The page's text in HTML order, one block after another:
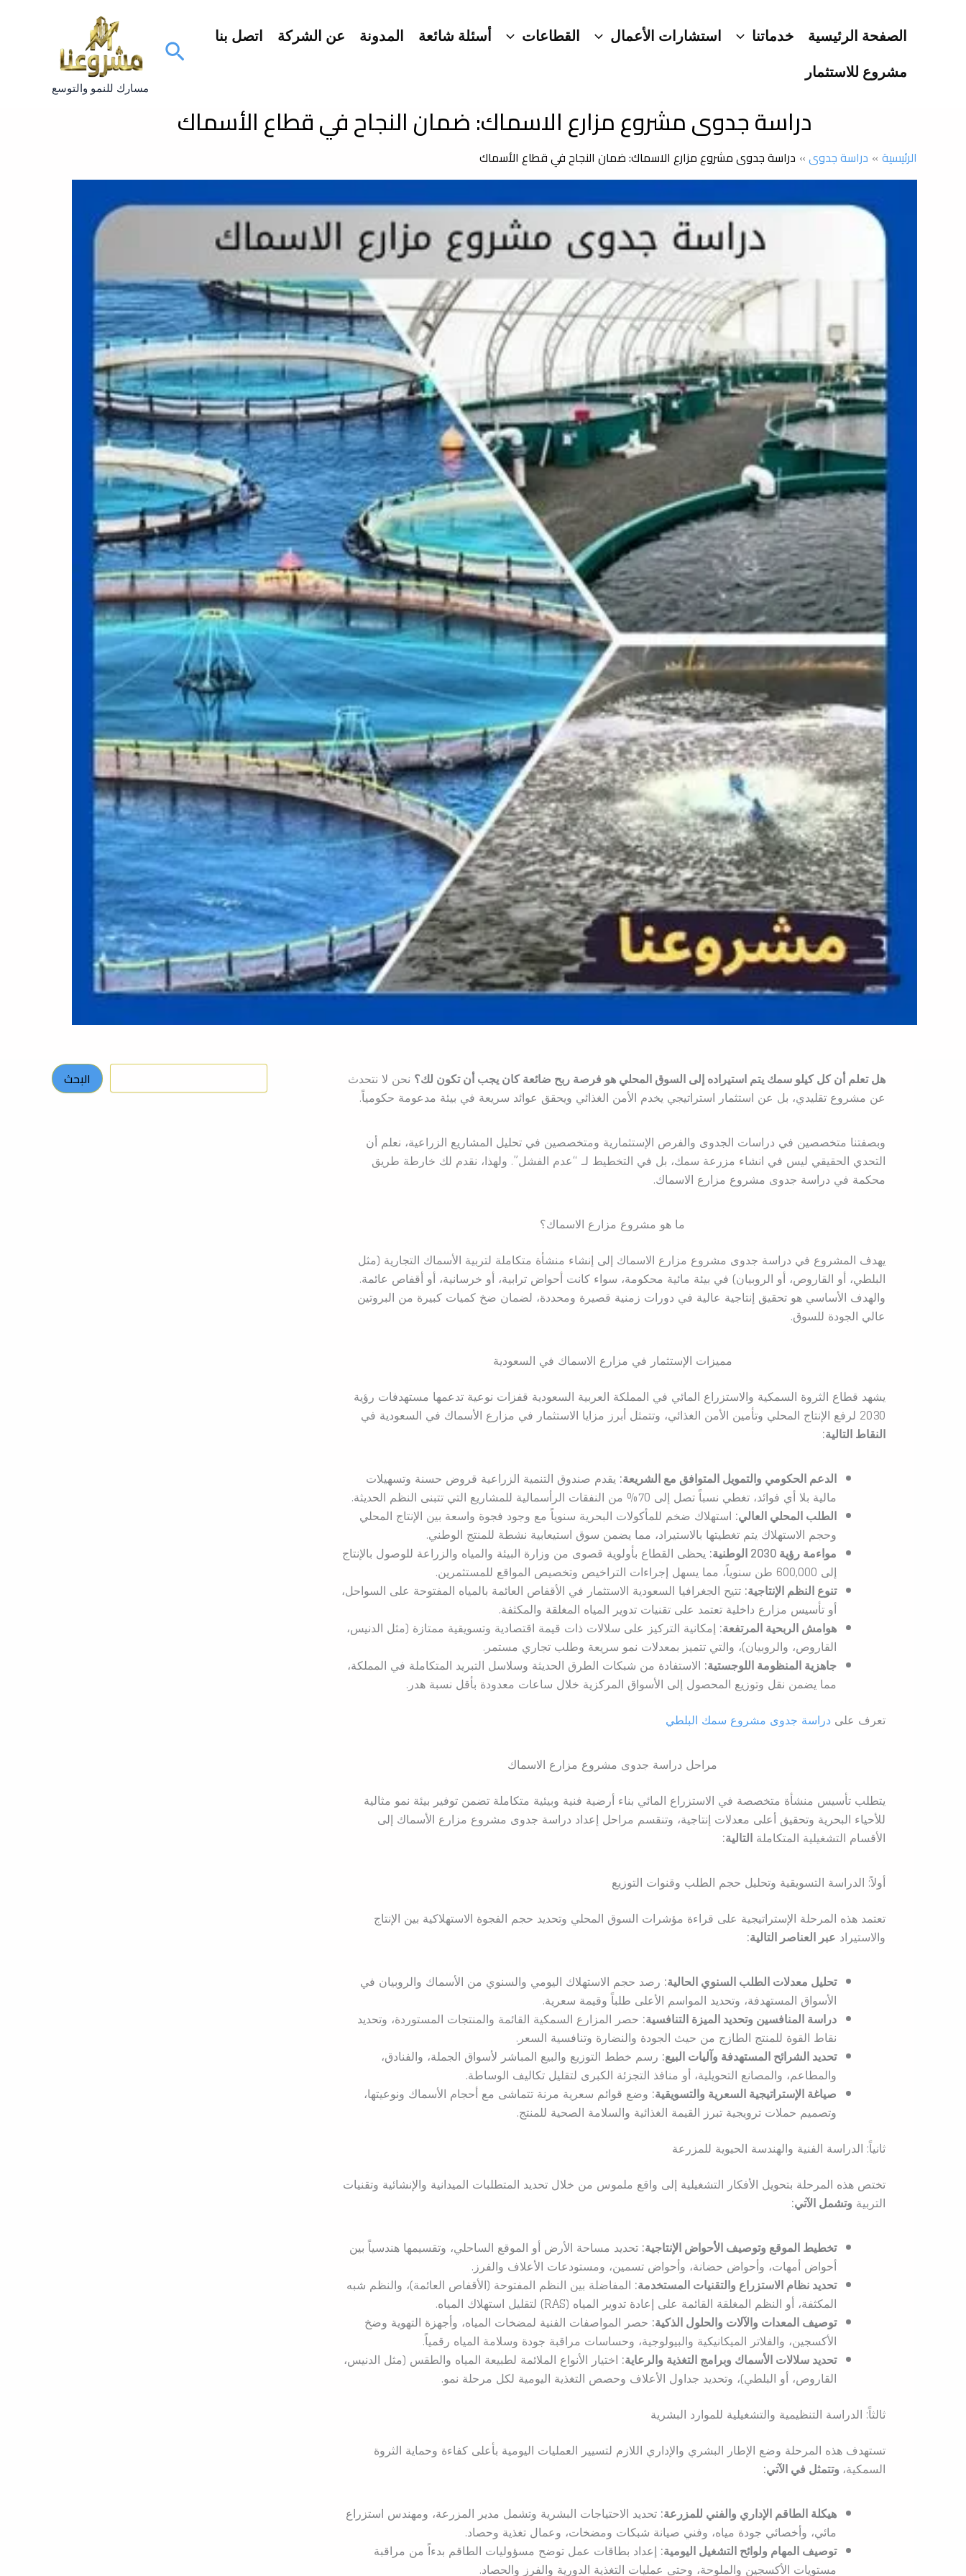
الصفحة الرئيسية خدماتنا استشارات الأعمال القطاعات أسئلة شائعة المدونة عن الشركة
اتصل بنا
مشروع للاستثمار
البحث
مسارك للنمو والتوسع
دراسة جدوى مشروع مزارع الاسماك: ضمان النجاح في قطاع الأسماك
الرئيسية دراسة جدوى دراسة جدوى مشروع مزارع الاسماك: ضمان النجاح في قطاع الأسماك
هل تعلم أن كل كيلو سمك يتم استيراده إلى السوق المحلي هو فرصة ربح ضائعة كان يجب أن تكون لك؟ نحن لا نتحدث
عن مشروع تقليدي، بل عن استثمار استراتيجي يخدم الأمن الغذائي ويحقق عوائد سريعة في بيئة مدعومة حكومياً.
وبصفتنا متخصصين في دراسات الجدوى والفرص الإستثمارية ومتخصصين في تحليل المشاريع الزراعية، نعلم أن
التحدي الحقيقي ليس في انشاء مزرعة سمك، بل في التخطيط لـ “عدم الفشل”. ولهذا، نقدم لك خارطة طريق
محكمة في دراسة جدوى مشروع مزارع الاسماك.
ما هو مشروع مزارع الاسماك؟
يهدف المشروع في دراسة جدوى مشروع مزارع الاسماك إلى إنشاء منشأة متكاملة لتربية الأسماك التجارية (مثل
البلطي، أو القاروص، أو الروبيان) في بيئة مائية محكومة، سواء كانت أحواض ترابية، أو خرسانية، أو أقفاص عائمة.
والهدف الأساسي هو تحقيق إنتاجية عالية في دورات زمنية قصيرة ومحددة، لضمان ضخ كميات كبيرة من البروتين
عالي الجودة للسوق.
مميزات الإستثمار في مزارع الاسماك في السعودية
يشهد قطاع الثروة السمكية والاستزراع المائي في المملكة العربية السعودية قفزات نوعية تدعمها مستهدفات رؤية
2030 لرفع الإنتاج المحلي وتأمين الأمن الغذائي، وتتمثل أبرز مزايا الاستثمار في مزارع الأسماك في السعودية في
النقاط التالية:
الدعم الحكومي والتمويل المتوافق مع الشريعة: يقدم صندوق التنمية الزراعية قروض حسنة وتسهيلات
مالية بلا أي فوائد، تغطي نسباً تصل إلى 70% من النفقات الرأسمالية للمشاريع التي تتبنى النظم الحديثة.
الطلب المحلي العالي: استهلاك ضخم للمأكولات البحرية سنوياً مع وجود فجوة واسعة بين الإنتاج المحلي
وحجم الاستهلاك يتم تغطيتها بالاستيراد، مما يضمن سوق استيعابية نشطة للمنتج الوطني.
مواءمة رؤية 2030 الوطنية:
يحظى القطاع بأولوية قصوى من وزارة البيئة والمياه والزراعة للوصول بالإنتاج
إلى 600,000 طن سنوياً، مما يسهل إجراءات التراخيص وتخصيص المواقع للمستثمرين.
تنوع النظم الإنتاجية: تتيح الجغرافيا السعودية الاستثمار في الأقفاص العائمة بالمياه المفتوحة على السواحل،
أو تأسيس مزارع داخلية تعتمد على تقنيات تدوير المياه المغلقة والمكثفة.
هوامش الربحية المرتفعة: إمكانية التركيز على سلالات ذات قيمة اقتصادية وتسويقية ممتازة (مثل الدنيس،
القاروص، والروبيان)، والتي تتميز بمعدلات نمو سريعة وطلب تجاري مستمر.
جاهزية المنظومة اللوجستية: الاستفادة من شبكات الطرق الحديثة وسلاسل التبريد المتكاملة في المملكة،
مما يضمن نقل وتوزيع المحصول إلى الأسواق المركزية خلال ساعات معدودة بأقل نسبة هدر.
تعرف على دراسة جدوى مشروع سمك البلطي
مراحل دراسة جدوى مشروع مزارع الاسماك
يتطلب تأسيس منشأة متخصصة في الاستزراع المائي بناء أرضية فنية وبيئية متكاملة تضمن توفير بيئة نمو مثالية
للأحياء البحرية وتحقيق أعلى معدلات إنتاجية، وتنقسم مراحل إعداد دراسة جدوى مشروع مزارع الأسماك إلى
الأقسام التشغيلية المتكاملة التالية:
أولاً: الدراسة التسويقية وتحليل حجم الطلب وقنوات التوزيع
تعتمد هذه المرحلة الإستراتيجية على قراءة مؤشرات السوق المحلي وتحديد حجم الفجوة الاستهلاكية بين الإنتاج
والاستيراد عبر العناصر التالية:
تحليل معدلات الطلب السنوي الحالية: رصد حجم الاستهلاك اليومي والسنوي من الأسماك والروبيان في
الأسواق المستهدفة، وتحديد المواسم الأعلى طلباً وقيمة سعرية.
دراسة المنافسين وتحديد الميزة التنافسية: حصر المزارع السمكية القائمة والمنتجات المستوردة، وتحديد
نقاط القوة للمنتج الطازج من حيث الجودة والنضارة وتنافسية السعر.
تحديد الشرائح المستهدفة وآليات البيع: رسم خطط التوزيع والبيع المباشر لأسواق الجملة، والفنادق،
والمطاعم، والمصانع التحويلية، أو منافذ التجزئة الكبرى لتقليل تكاليف الوساطة.
صياغة الإستراتيجية السعرية والتسويقية: وضع قوائم سعرية مرنة تتماشى مع أحجام الأسماك ونوعيتها،
وتصميم حملات ترويجية تبرز القيمة الغذائية والسلامة الصحية للمنتج.
ثانياً: الدراسة الفنية والهندسة الحيوية للمزرعة
تختص هذه المرحلة بتحويل الأفكار التشغيلية إلى واقع ملموس من خلال تحديد المتطلبات الميدانية والإنشائية وتقنيات
التربية وتشمل الآتي:
تخطيط الموقع وتوصيف الأحواض الإنتاجية: تحديد مساحة الأرض أو الموقع الساحلي، وتقسيمها هندسياً بين
أحواض أمهات، وأحواض حضانة، وأحواض تسمين، ومستودعات الأعلاف والفرز.
تحديد نظام الاستزراع والتقنيات المستخدمة: المفاضلة بين النظم المفتوحة (الأقفاص العائمة)، والنظم شبه
المكثفة، أو النظم المغلقة القائمة على إعادة تدوير المياه (RAS) لتقليل استهلاك المياه.
توصيف المعدات والآلات والحلول الذكية: حصر المواصفات الفنية لمضخات المياه، وأجهزة التهوية وضخ
الأكسجين، والفلاتر الميكانيكية والبيولوجية، وحساسات مراقبة جودة وسلامة المياه رقمياً.
تحديد سلالات الأسماك وبرامج التغذية والرعاية: اختيار الأنواع الملائمة لطبيعة المياه والطقس (مثل الدنيس،
القاروص، أو البلطي)، وتحديد جداول الأعلاف وحصص التغذية اليومية لكل مرحلة نمو.
ثالثاً: الدراسة التنظيمية والتشغيلية للموارد البشرية
تستهدف هذه المرحلة وضع الإطار البشري والإداري اللازم لتسيير العمليات اليومية بأعلى كفاءة وحماية الثروة
السمكية، وتتمثل في الآتي:
هيكلة الطاقم الإداري والفني للمزرعة: تحديد الاحتياجات البشرية وتشمل مدير المزرعة، ومهندس استزراع
مائي، وأخصائي جودة مياه، وفني صيانة شبكات ومضخات، وعمال تغذية وحصاد.
توصيف المهام ولوائح التشغيل اليومية: إعداد بطاقات عمل توضح مسؤوليات الطاقم بدءاً من مراقبة
مستويات الأكسجين والملوحة، وحتى عمليات التغذية الدورية والفرز والحصاد.
البحث